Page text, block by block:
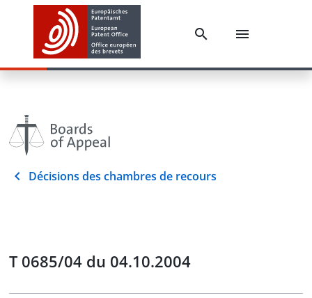
Décisions des chambres de recours
T 0685/04 du 04.10.2004